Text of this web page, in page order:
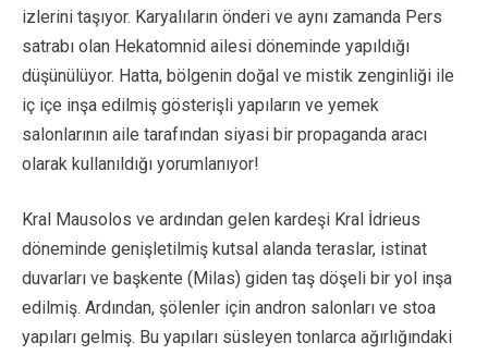
izlerini taşıyor. Karyalıların önderi ve aynı zamanda Pers
satrabı olan Hekatomnid ailesi döneminde yapıldığı
düşünülüyor. Hatta, bölgenin doğal ve mistik zenginliği ile
iç içe inşa edilmiş gösterişli yapıların ve yemek
salonlarının aile tarafından siyasi bir propaganda aracı
olarak kullanıldığı yorumlanıyor!
Kral Mausolos ve ardından gelen kardeşi Kral İdrieus
döneminde genişletilmiş kutsal alanda teraslar, istinat
duvarları ve başkente (Milas) giden taş döşeli bir yol inşa
edilmiş. Ardından, şölenler için andron salonları ve stoa
yapıları gelmiş. Bu yapıları süsleyen tonlarca ağırlığındaki